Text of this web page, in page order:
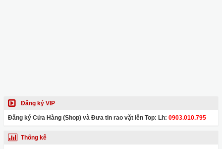
Đăng ký VIP
Đăng ký Cửa Hàng (Shop) và Đưa tin rao vặt lên Top: Lh: 0903.010.795
Thống kê